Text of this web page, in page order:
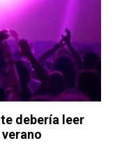
debería leer